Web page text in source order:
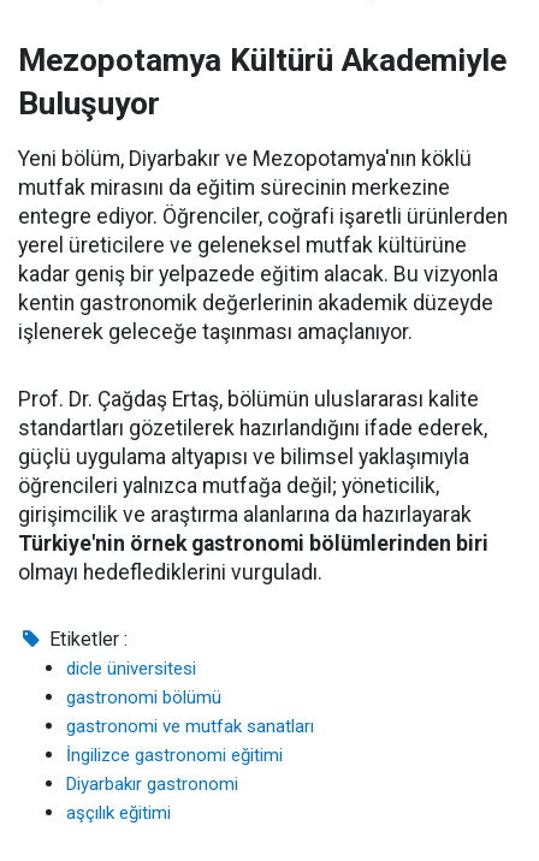
Mezopotamya Kültürü Akademiyle
Buluşuyor
Yeni bölüm, Diyarbakır ve Mezopotamya'nın köklü
mutfak mirasını da eğitim sürecinin merkezine
entegre ediyor. Öğrenciler, coğrafi işaretli ürünlerden
yerel üreticilere ve geleneksel mutfak kültürüne
kadar geniş bir yelpazede eğitim alacak. Bu vizyonla
kentin gastronomik değerlerinin akademik düzeyde
işlenerek geleceğe taşınması amaçlanıyor.
Prof. Dr. Çağdaş Ertaş, bölümün uluslararası kalite
standartları gözetilerek hazırlandığını ifade ederek,
güçlü uygulama altyapısı ve bilimsel yaklaşımıyla
öğrencileri yalnızca mutfağa değil; yöneticilik,
girişimcilik ve araştırma alanlarına da hazırlayarak
Türkiye'nin örnek gastronomi bölümlerinden biri
olmayı hedeflediklerini vurguladı.
Etiketler :
dicle üniversitesi
gastronomi bölümü
gastronomi ve mutfak sanatları
İngilizce gastronomi eğitimi
Diyarbakır gastronomi
aşçılık eğitimi